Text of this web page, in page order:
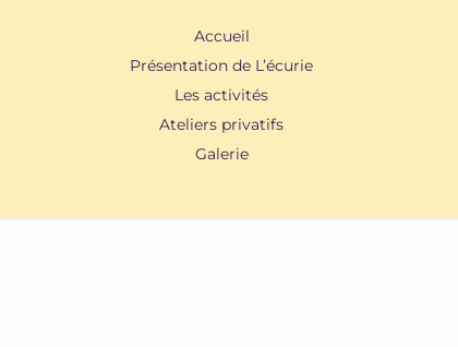
Accueil
Présentation de L’écurie
Les activités
Ateliers privatifs
Galerie